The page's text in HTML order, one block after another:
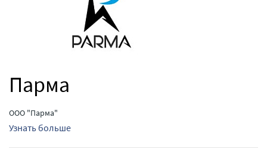
Парма
ООО "Парма"
Узнать больше